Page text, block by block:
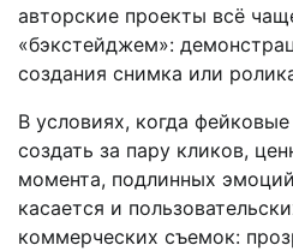
авторские проекты всё
«бэкстейджем»:
создания снимка или
В условиях, когда
создать за пару кликов,
момента, подлинных
касается и
коммерческих съемок: